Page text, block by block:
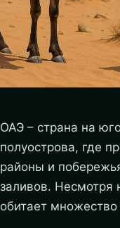
ОАЭ – страна на
полуострова, где
районы и
заливов. Несмотря
обитает